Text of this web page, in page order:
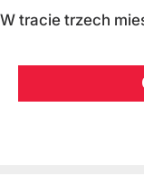
W tracie trzech